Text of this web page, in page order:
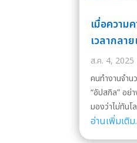
เมื่อความ
เวลากลา
ส.ค. 4, 2025
คนทำงานจำน
“อัปสกิล” อย่
มองว่าไม่ทันโ
อ่านเพิ่มเติม